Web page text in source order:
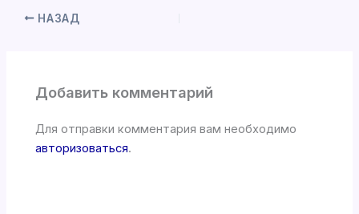
НАЗАД
Добавить комментарий
Для отправки комментария вам необходимо
авторизоваться.